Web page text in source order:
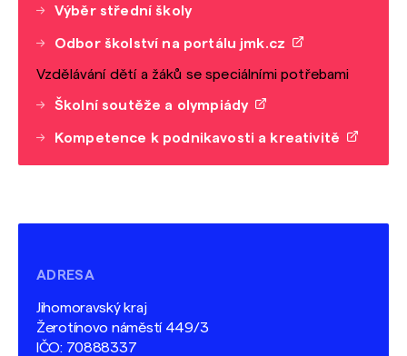
Výběr střední školy
Odbor školství na portálu jmk.cz
Vzdělávání dětí a žáků se speciálními potřebami
Školní soutěže a olympiády
Kompetence k podnikavosti a kreativitě
ADRESA
Jihomoravský kraj
Žerotínovo náměstí 449/3
IČO: 70888337